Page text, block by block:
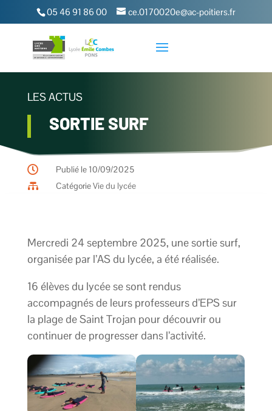
05 46 91 86 00 ce.0170020e@ac-poitiers.fr
LES ACTUS
SORTIE SURF

Publié le 10/09/2025

CatégorieVie du lycée
Mercredi 24 septembre 2025, une sortie surf,
organisée par l’AS du lycée, a été réalisée.
16 élèves du lycée se sont rendus
accompagnés de leurs professeurs d’EPS sur
la plage de Saint Trojan pour découvrir ou
continuer de progresser dans l’activité.